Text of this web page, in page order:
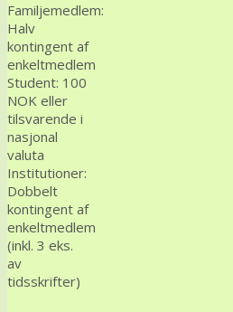
Familjemedlem:
Halv
kontingent af
enkeltmedlem
Student: 100
NOK eller
tilsvarende i
nasjonal
valuta
Institutioner:
Dobbelt
kontingent af
enkeltmedlem
(inkl. 3 eks.
av
tidsskrifter)